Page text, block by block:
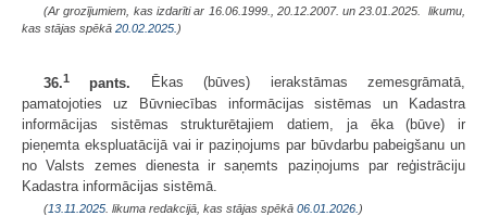
(Ar grozījumiem, kas izdarīti ar 16.06.1999., 20.12.2007. un 23.01.2025. likumu,
kas stājas spēkā 20.02.2025. )
36.1 pants. Ēkas (būves) ierakstāmas zemesgrāmatā,
pamatojoties uz Būvniecības informācijas sistēmas un Kadastra
informācijas sistēmas strukturētajiem datiem, ja ēka (būve) ir
pieņemta ekspluatācijā vai ir paziņojums par būvdarbu pabeigšanu un
no Valsts zemes dienesta ir saņemts paziņojums par reģistrāciju
Kadastra informācijas sistēmā.
(13.11.2025 . likuma redakcijā, kas stājas spēkā 06.01.2026. )